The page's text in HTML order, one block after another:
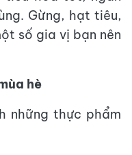
Gừng, hạt tiêu,
số gia vị bạn nên
hè
những thực phẩm